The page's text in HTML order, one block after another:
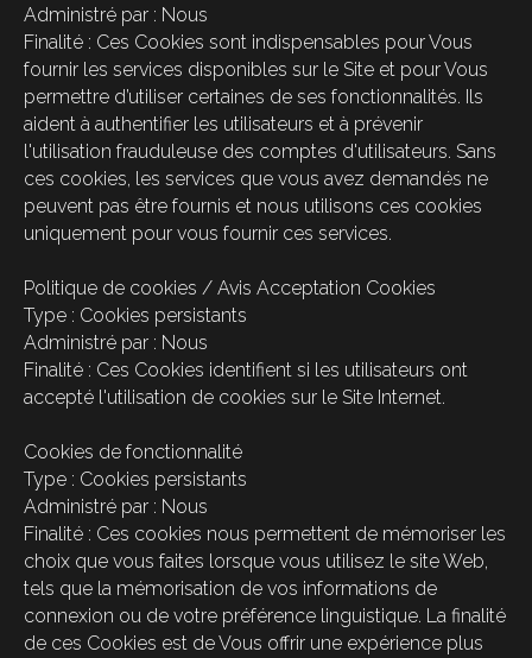
Administré par : Nous
Finalité : Ces Cookies sont indispensables pour Vous
fournir les services disponibles sur le Site et pour Vous
permettre d’utiliser certaines de ses fonctionnalités. Ils
aident à authentifier les utilisateurs et à prévenir
l'utilisation frauduleuse des comptes d'utilisateurs. Sans
ces cookies, les services que vous avez demandés ne
peuvent pas être fournis et nous utilisons ces cookies
uniquement pour vous fournir ces services.
Politique de cookies / Avis Acceptation Cookies
Type : Cookies persistants
Administré par : Nous
Finalité : Ces Cookies identifient si les utilisateurs ont
accepté l'utilisation de cookies sur le Site Internet.
Cookies de fonctionnalité
Type : Cookies persistants
Administré par : Nous
Finalité : Ces cookies nous permettent de mémoriser les
choix que vous faites lorsque vous utilisez le site Web,
tels que la mémorisation de vos informations de
connexion ou de votre préférence linguistique. La finalité
de ces Cookies est de Vous offrir une expérience plus